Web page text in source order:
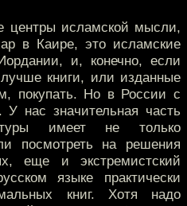
центры исламской мысли,
в Каире, это исламские
и, конечно, если
книги, или изданные
покупать. Но в России с
нас значительная часть
имеет не только
посмотреть на решения
еще и экстремистский
языке практически
книг. Хотя надо